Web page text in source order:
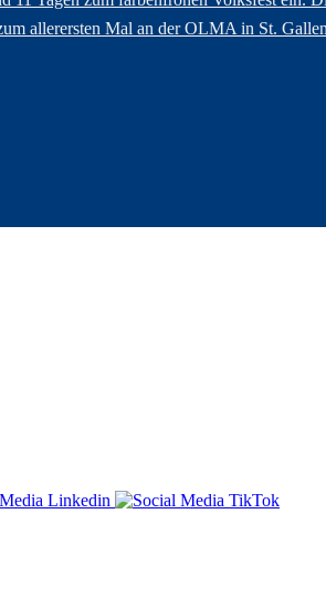
allerersten Mal an der OLMA in St.